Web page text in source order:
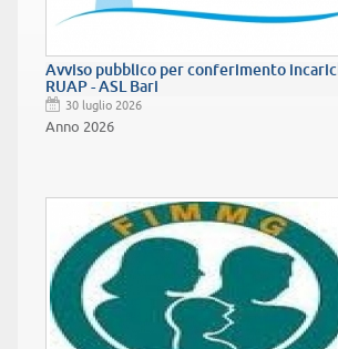
Avviso pubblico per conferimento
RUAP - ASL Bari
30 luglio 2026
Anno 2026